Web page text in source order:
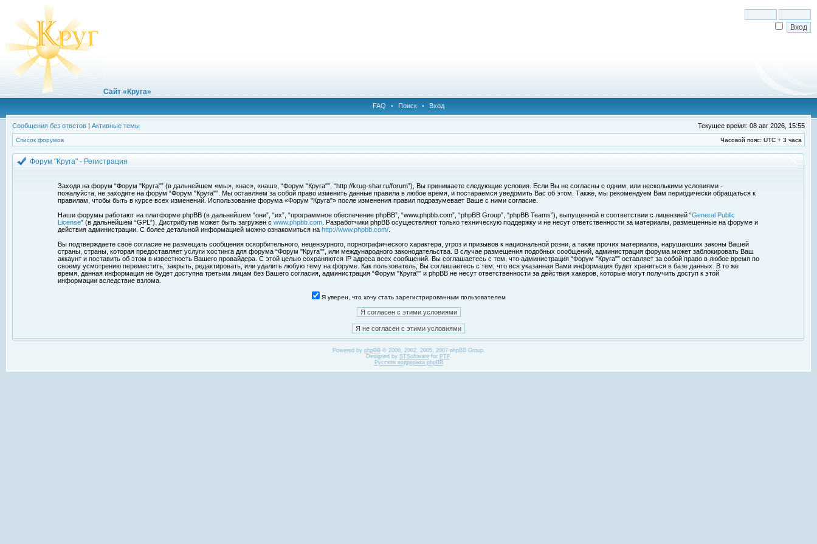
Сайт «Круга»
FAQ • Поиск • Вход
Сообщения без ответов | Активные темы Текущее время: 08 авг 2026, 15:55
Список форумов Часовой пояс: UTC + 3 часа
Форум "Круга" - Регистрация
Заходя на форум “Форум "Круга"” (в дальнейшем «мы», «нас», «наш», “Форум "Круга"”, “http://krug-shar.ru/forum”), Вы принимаете следующие условия. Если Вы не согласны с одним, или несколькими условиями -
пожалуйста, не заходите на форум “Форум "Круга"”. Мы оставляем за собой право изменить данные правила в любое время, и постараемся уведомить Вас об этом. Также, мы рекомендуем Вам периодически обращаться к
правилам, чтобы быть в курсе всех изменений. Использование форума «Форум "Круга"» после изменения правил подразумевает Ваше с ними согласие.
Наши форумы работают на платформе phpBB (в дальнейшем “они”, “их”, “программное обеспечение phpBB”, “www.phpbb.com”, “phpBB Group”, “phpBB Teams”), выпущенной в соответствии с лицензией “General Public
License” (в дальнейшем “GPL”). Дистрибутив может быть загружен с www.phpbb.com . Разработчики phpBB осуществляют только техническую поддержку и не несут ответственности за материалы, размещенные на форуме и
действия администрации. С более детальной информацией можно ознакомиться на http://www.phpbb.com/
Вы подтверждаете своё согласие не размещать сообщения оскорбительного, нецензурного, порнографического характера, угроз и призывов к национальной розни, а также прочих материалов, нарушаюших законы Вашей
страны, страны, которая предоставляет услуги хостинга для форума “Форум "Круга"”, или международного законодательства. В случае размещения подобных сообщений, администрация форума может заблокировать Ваш
аккаунт и поставить об этом в известность Вашего провайдера. С этой целью сохраняются IP адреса всех сообщений. Вы соглашаетесь с тем, что администрация “Форум "Круга"” оставляет за собой право в любое время по
своему усмотрению переместить, закрыть, редактировать, или удалить любую тему на форуме. Как пользователь, Вы соглашаетесь с тем, что вся указанная Вами информация будет храниться в базе данных. В то же
время, данная информация не будет доступна третьим лицам без Вашего согласия, администрация “Форум "Круга"” и phpBB не несут ответственности за действия хакеров, которые могут получить доступ к этой
информации вследствие взлома.
Я уверен, что хочу стать зарегистрированным пользователем
Powered by phpBB© 2000, 2002, 2005, 2007 phpBB Group.
Designed by STSoftwarefor PTF.
Русская поддержка phpBB